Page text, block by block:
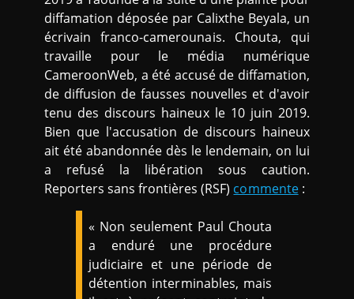
diffamation déposée par Calixthe Beyala, un
écrivain franco-camerounais. Chouta, qui
travaille pour le média numérique
CameroonWeb, a été accusé de diffamation,
de diffusion de fausses nouvelles et d'avoir
tenu des discours haineux le 10 juin 2019.
Bien que l'accusation de discours haineux
ait été abandonnée dès le lendemain, on lui
a refusé la libération sous caution.
Reporters sans frontières (RSF) commente:
« Non seulement Paul Chouta
a enduré une procédure
judiciaire et une période de
détention interminables, mais